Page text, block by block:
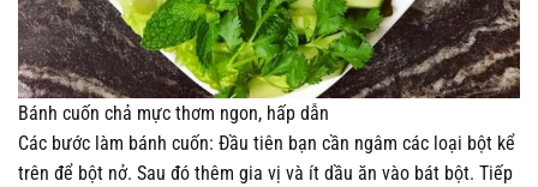
Bánh cuốn chả mực thơm ngon, hấp dẫn
Các bước làm bánh cuốn: Đầu tiên bạn cần ngâm các loại bột kể
trên để bột nở. Sau đó thêm gia vị và ít dầu ăn vào bát bột. Tiếp